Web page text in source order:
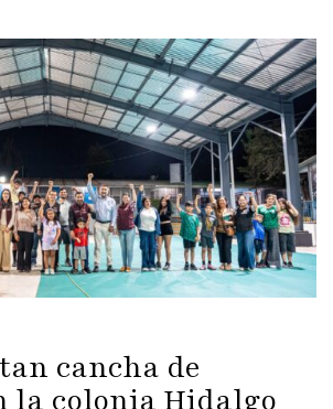
cancha de
la colonia Hidalgo